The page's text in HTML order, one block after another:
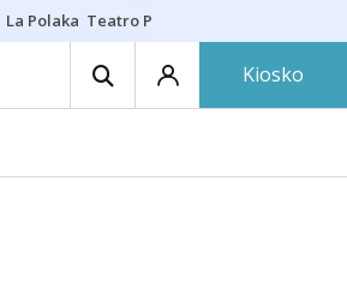
La Polaka Teatro Principal
Kiosko